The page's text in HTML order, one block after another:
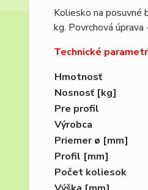
Koliesko na posuvné
kg. Povrchová
Technické
Hmotnosť
Nosnosť [kg]
Pre profil
Výrobca
Priemer ø [mm]
Profil [mm]
Počet koliesok